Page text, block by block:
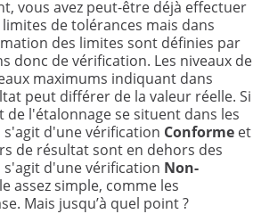
vous avez peut-être déjà effectuer
de tolérances mais dans
des limites sont définies par
donc de vérification. Les niveaux de
maximums indiquant dans
peut différer de la valeur réelle. Si
l'étalonnage se situent dans les
d'une vérification Conforme et
de résultat sont en dehors des
d'une vérification Non-
assez simple, comme les
Mais jusqu’à quel point ?